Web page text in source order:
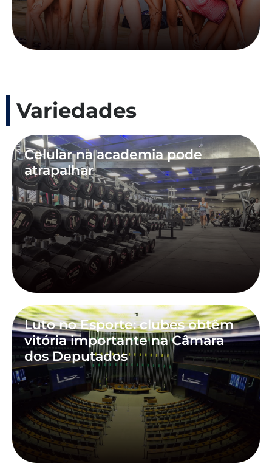
Variedades
Celular na academia pode
atrapalhar
Luto no Esporte: clubes obtêm
vitória importante na Câmara
dos Deputados